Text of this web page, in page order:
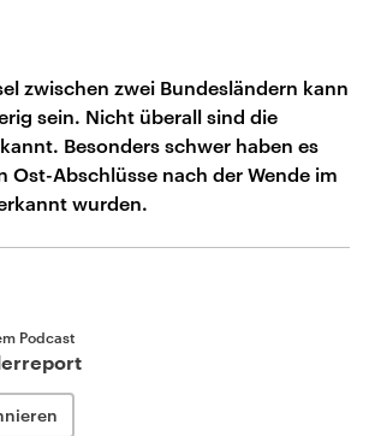
zwischen zwei Bundesländern kann
sein. Nicht überall sind die
Besonders schwer haben es
Ost-Abschlüsse nach der Wende im
wurden.
Podcast